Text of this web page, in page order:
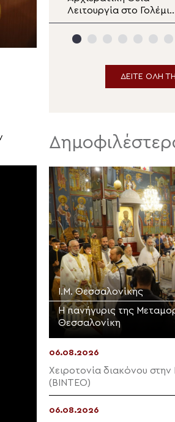
Λειτουργία στο Γολέμι
της ορεινής
ΔΕΙΤΕ ΟΛΗ
Ι.Μ. Θεσσαλονίκης
Η πανήγυρις της
Θεσσαλονίκη
06.08.2026
Χειροτονία διακόνου
(ΒΙΝΤΕΟ)
06.08.2026